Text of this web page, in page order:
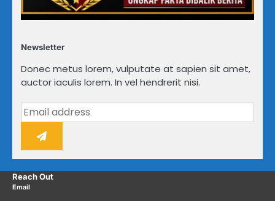
Newsletter
Donec metus lorem, vulputate at sapien sit amet,
auctor iaculis lorem. In vel hendrerit nisi.
Reach Out
Email